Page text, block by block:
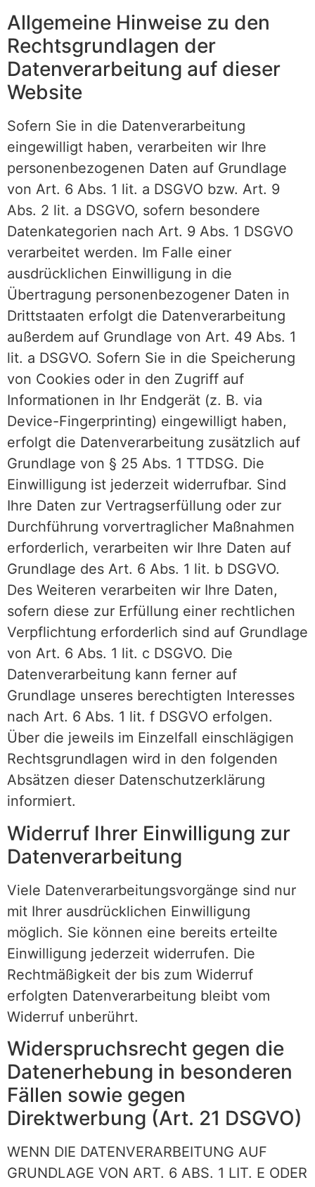
Allgemeine Hinweise zu den
Rechtsgrundlagen der
Datenverarbeitung auf dieser
Website
Sofern Sie in die Datenverarbeitung
eingewilligt haben, verarbeiten wir Ihre
personenbezogenen Daten auf Grundlage
von Art. 6 Abs. 1 lit. a DSGVO bzw. Art. 9
Abs. 2 lit. a DSGVO, sofern besondere
Datenkategorien nach Art. 9 Abs. 1 DSGVO
verarbeitet werden. Im Falle einer
ausdrücklichen Einwilligung in die
Übertragung personenbezogener Daten in
Drittstaaten erfolgt die Datenverarbeitung
außerdem auf Grundlage von Art. 49 Abs. 1
lit. a DSGVO. Sofern Sie in die Speicherung
von Cookies oder in den Zugriff auf
Informationen in Ihr Endgerät (z. B. via
Device-Fingerprinting) eingewilligt haben,
erfolgt die Datenverarbeitung zusätzlich auf
Grundlage von § 25 Abs. 1 TTDSG. Die
Einwilligung ist jederzeit widerrufbar. Sind
Ihre Daten zur Vertragserfüllung oder zur
Durchführung vorvertraglicher Maßnahmen
erforderlich, verarbeiten wir Ihre Daten auf
Grundlage des Art. 6 Abs. 1 lit. b DSGVO.
Des Weiteren verarbeiten wir Ihre Daten,
sofern diese zur Erfüllung einer rechtlichen
Verpflichtung erforderlich sind auf Grundlage
von Art. 6 Abs. 1 lit. c DSGVO. Die
Datenverarbeitung kann ferner auf
Grundlage unseres berechtigten Interesses
nach Art. 6 Abs. 1 lit. f DSGVO erfolgen.
Über die jeweils im Einzelfall einschlägigen
Rechtsgrundlagen wird in den folgenden
Absätzen dieser Datenschutzerklärung
informiert.
Widerruf Ihrer Einwilligung zur
Datenverarbeitung
Viele Datenverarbeitungsvorgänge sind nur
mit Ihrer ausdrücklichen Einwilligung
möglich. Sie können eine bereits erteilte
Einwilligung jederzeit widerrufen. Die
Rechtmäßigkeit der bis zum Widerruf
erfolgten Datenverarbeitung bleibt vom
Widerruf unberührt.
Widerspruchsrecht gegen die
Datenerhebung in besonderen
Fällen sowie gegen
Direktwerbung (Art. 21 DSGVO)
WENN DIE DATENVERARBEITUNG AUF
GRUNDLAGE VON ART. 6 ABS. 1 LIT. E ODER